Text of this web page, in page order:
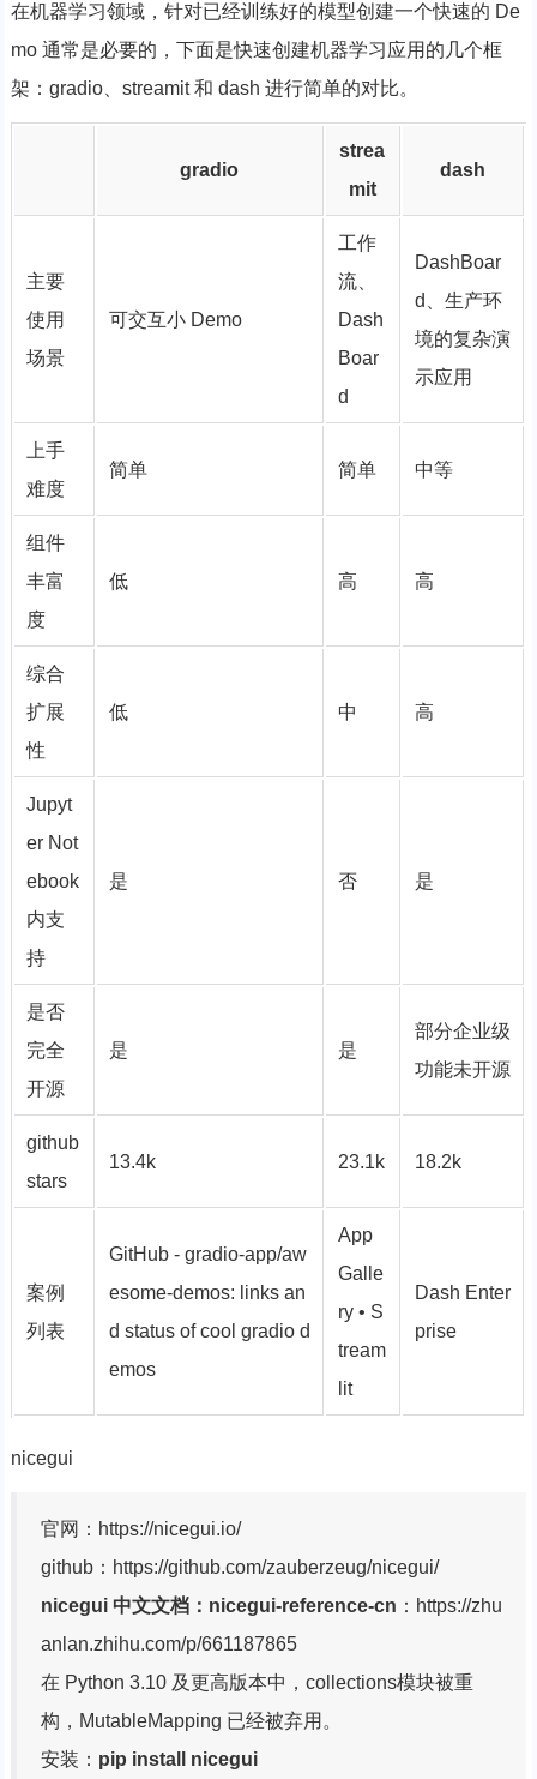
在机器学习领域，针对已经训练好的模型创建一个快速的 De
mo 通常是必要的，下面是快速创建机器学习应用的几个框
架：gradio、streamit 和 dash 进行简单的对比。
gradio
strea
mit
dash
主要
使用
场景
可交互小 Demo
工作
流、
Dash
Boar
d
DashBoar
d、生产环
境的复杂演
示应用
上手
难度
简单 简单 中等
组件
丰富
度
低 高 高
综合
扩展
性
低 中 高
Jupyt
er Not
ebook
内支
持
是 否 是
是否
完全
开源
是 是
部分企业级
功能未开源
github
stars
13.4k 23.1k 18.2k
案例
列表
GitHub - gradio-app/aw
esome-demos: links an
d status of cool gradio d
emos
App
Galle
ry • S
tream
lit
Dash Enter
prise
nicegui
官网：https://nicegui.io/
github：https://github.com/zauberzeug/nicegui/
nicegui 中文文档：nicegui-reference-cn ：https://zhu
anlan.zhihu.com/p/661187865
在 Python 3.10 及更高版本中，collections模块被重
构，MutableMapping 已经被弃用。
安装： pip install nicegui